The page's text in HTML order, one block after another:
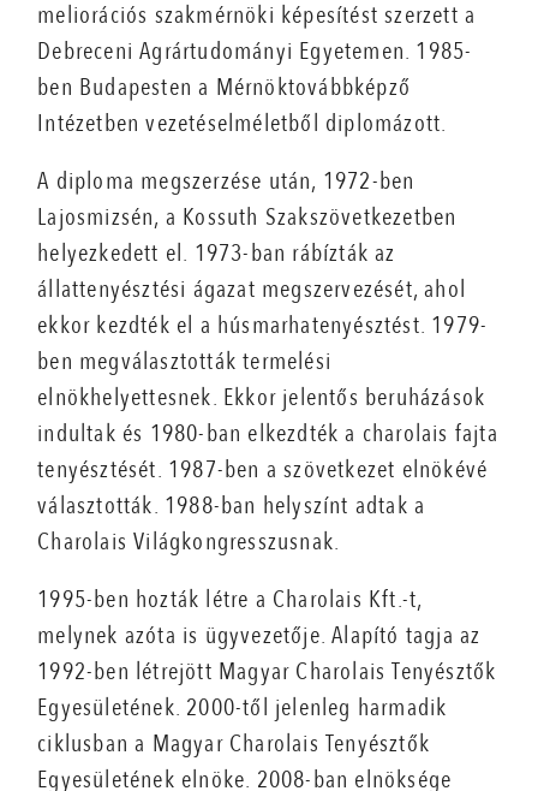
meliorációs szakmérnöki képesítést szerzett a
Debreceni Agrártudományi Egyetemen. 1985-
ben Budapesten a Mérnöktovábbképző
Intézetben vezetéselméletből diplomázott.
A diploma megszerzése után, 1972-ben
Lajosmizsén, a Kossuth Szakszövetkezetben
helyezkedett el. 1973-ban rábízták az
állattenyésztési ágazat megszervezését, ahol
ekkor kezdték el a húsmarhatenyésztést. 1979-
ben megválasztották termelési
elnökhelyettesnek. Ekkor jelentős beruházások
indultak és 1980-ban elkezdték a charolais fajta
tenyésztését. 1987-ben a szövetkezet elnökévé
választották. 1988-ban helyszínt adtak a
Charolais Világkongresszusnak.
1995-ben hozták létre a Charolais Kft.-t,
melynek azóta is ügyvezetője. Alapító tagja az
1992-ben létrejött Magyar Charolais Tenyésztők
Egyesületének. 2000-től jelenleg harmadik
ciklusban a Magyar Charolais Tenyésztők
Egyesületének elnöke. 2008-ban elnöksége